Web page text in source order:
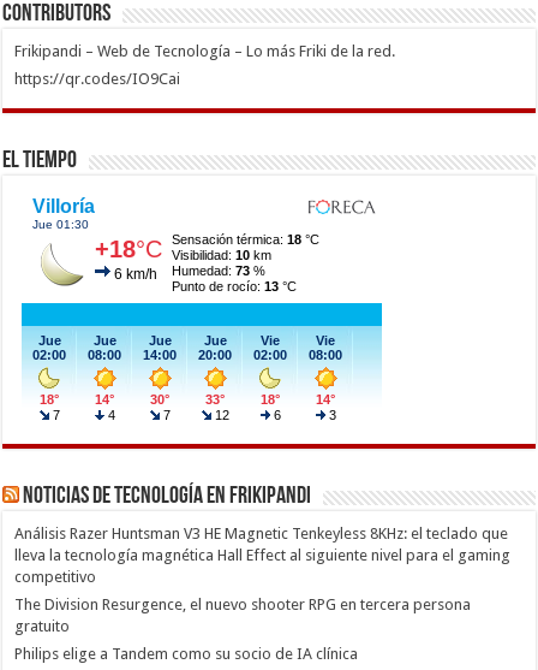
Contributors
Frikipandi – Web de Tecnología – Lo más Friki de la red.
https://qr.codes/IO9Cai
El Tiempo
Noticias de Tecnología en Frikipandi
Análisis Razer Huntsman V3 HE Magnetic Tenkeyless 8KHz: el teclado que
lleva la tecnología magnética Hall Effect al siguiente nivel para el gaming
competitivo
The Division Resurgence, el nuevo shooter RPG en tercera persona
gratuito
Philips elige a Tandem como su socio de IA clínica